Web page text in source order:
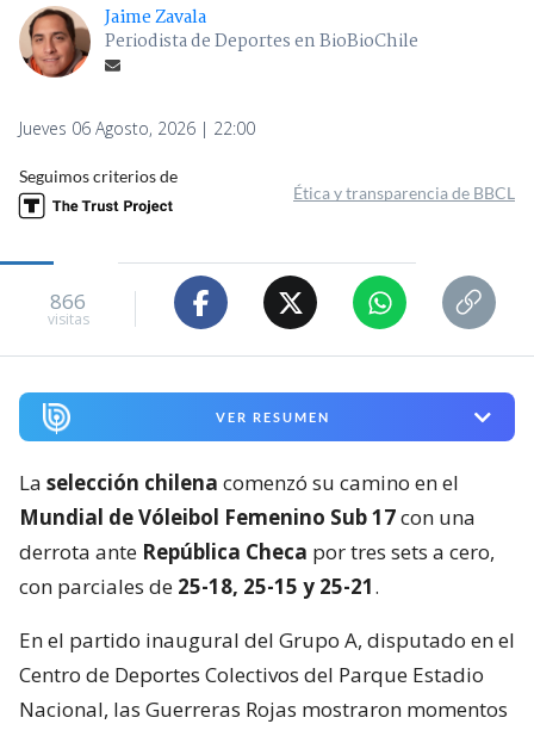
Jaime Zavala
Periodista de Deportes en BioBioChile
Jueves 06 Agosto, 2026 | 22:00
Seguimos criterios de
Ética y transparencia de BBCL
866
visitas
VER RESUMEN
La selección chilena comenzó su camino en el
Mundial de Vóleibol Femenino Sub 17con una
derrota ante República Checa por tres sets a cero,
con parciales de 25-18, 25-15 y 25-21.
En el partido inaugural del Grupo A, disputado en el
Centro de Deportes Colectivos del Parque Estadio
Nacional, las Guerreras Rojas mostraron momentos